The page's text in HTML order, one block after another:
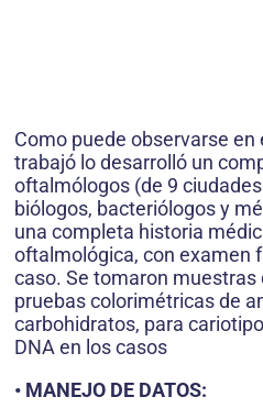
Como puede observarse en
trabajó lo desarrolló un
oftalmólogos (de 9
biólogos, bacteriólogos y
una completa historia
oftalmológica, con examen
caso. Se tomaron muestras
pruebas colorimétricas de
carbohidratos, para
DNA en los casos
• MANEJO DE DATOS: